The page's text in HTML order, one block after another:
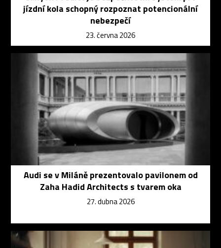
jízdní kola schopný rozpoznat potencionální
nebezpečí
23. června 2026
Audi se v Miláně prezentovalo pavilonem od
Zaha Hadid Architects s tvarem oka
27. dubna 2026